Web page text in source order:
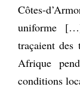
Côtes-
uniforme
traçaient
Afrique
conditions